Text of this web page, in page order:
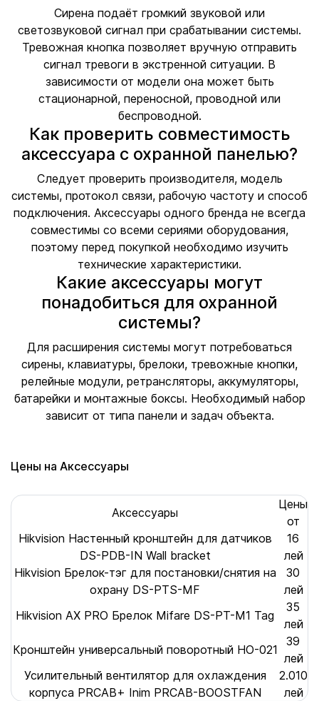
Сирена подаёт громкий звуковой или
светозвуковой сигнал при срабатывании системы.
Тревожная кнопка позволяет вручную отправить
сигнал тревоги в экстренной ситуации. В
зависимости от модели она может быть
стационарной, переносной, проводной или
беспроводной.
Как проверить совместимость
аксессуара с охранной панелью?
Следует проверить производителя, модель
системы, протокол связи, рабочую частоту и способ
подключения. Аксессуары одного бренда не всегда
совместимы со всеми сериями оборудования,
поэтому перед покупкой необходимо изучить
технические характеристики.
Какие аксессуары могут
понадобиться для охранной
системы?
Для расширения системы могут потребоваться
сирены, клавиатуры, брелоки, тревожные кнопки,
релейные модули, ретрансляторы, аккумуляторы,
батарейки и монтажные боксы. Необходимый набор
зависит от типа панели и задач объекта.
Цены на Аксессуары
Аксессуары
Цены
от
Hikvision Настенный кронштейн для датчиков
DS-PDB-IN Wall bracket
16
лей
Hikvision Брелок-тэг для постановки/снятия на
охрану DS-PTS-MF
30
лей
Hikvision AX PRO Брелок Mifare DS-PT-M1 Tag
35
лей
Кронштейн универсальный поворотный HO-021
39
лей
Усилительный вентилятор для охлаждения
корпуса PRCAB+ Inim PRCAB-BOOSTFAN
2.010
лей